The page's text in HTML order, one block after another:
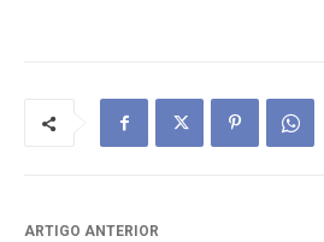
ARTIGO ANTERIOR